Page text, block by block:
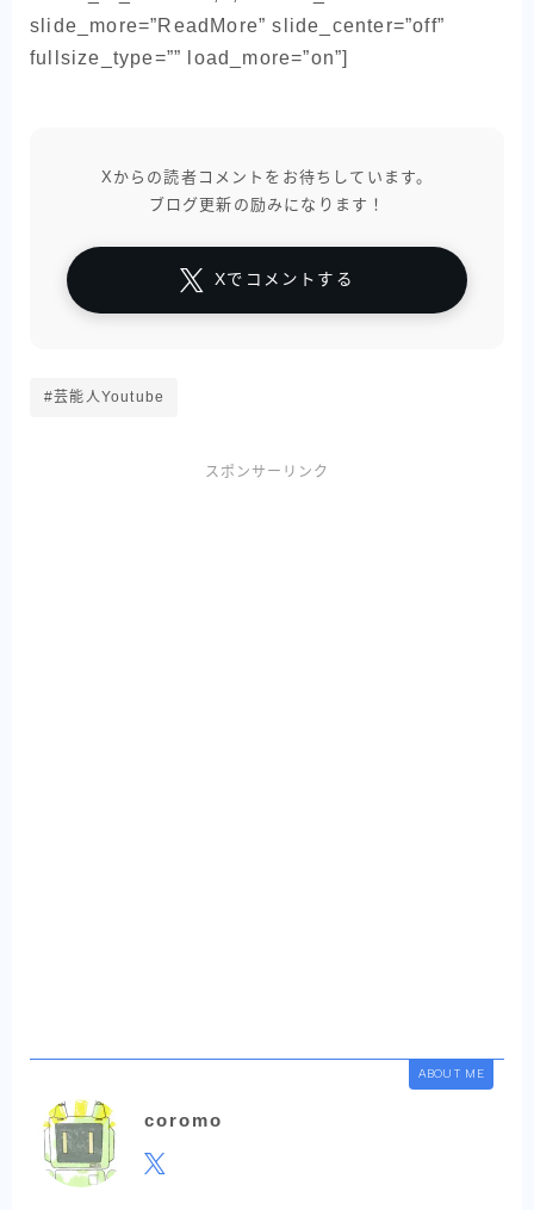
slide_more=”ReadMore” slide_center=”off”
fullsize_type=”” load_more=”on”]
Xからの読者コメントをお待ちしています。
ブログ更新の励みになります！
Xでコメントする
#芸能人Youtube
スポンサーリンク
ABOUT ME
coromo